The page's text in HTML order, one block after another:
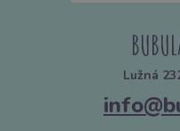
Lužná